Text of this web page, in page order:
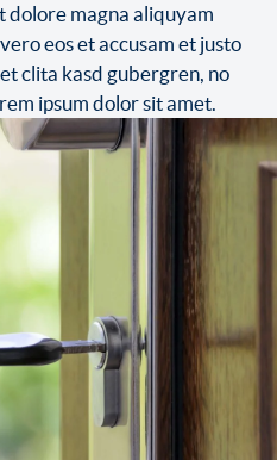
magna aliquyam
eos et accusam et justo
clita kasd gubergren, no
ipsum dolor sit amet.